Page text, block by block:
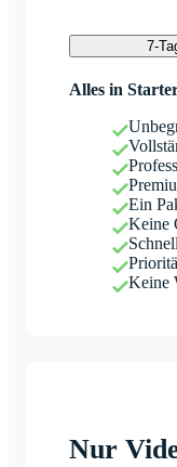
7-
Alles in
Ein
Keine
Keine
Nur